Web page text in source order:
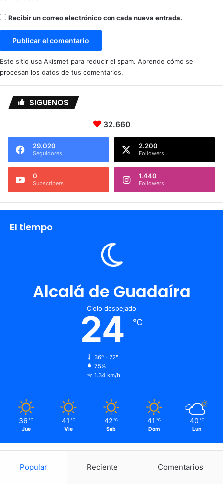
i
ó
A
r
t
í
t
a
i
ó
A
r
t
í
t
a
Recibir un correo electrónico con cada nueva entrada.
Este sitio usa Akismet para reducir el spam. Aprende cómo se
procesan los datos de tus comentarios.
SIGUENOS
32.660
29.020
Seguidores
2.200
Followers
0
Subscribers
1.440
Followers
El tiempo
Alcalá de Guadaíra
Cielo despejado
24 ℃
36º - 22º
75%
1.34 km/h
36 ℃
Jue
41 ℃
Vie
42 ℃
Sáb
41 ℃
Dom
40 ℃
Lun
Popular Reciente Comentarios